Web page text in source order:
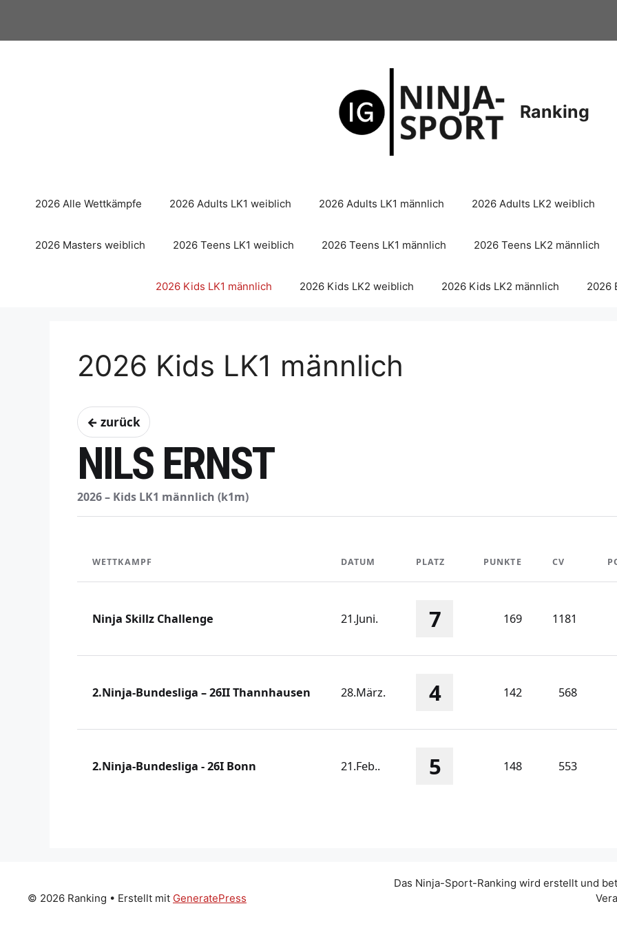
springen
Ranking
2026 Alle Wettkämpfe 2026 Adults LK1 weiblich 2026 Adults LK1 männlich 2026 Adults LK2 weiblich
2026 Masters weiblich 2026 Teens LK1 weiblich 2026 Teens LK1 männlich 2026 Teens LK2 männlich
2026 Kids LK1 männlich 2026 Kids LK2 weiblich 2026 Kids LK2 männlich 2026
2026 Kids LK1 männlich
← zurück
NILS ERNST
2026 – Kids LK1 männlich (k1m)
WETTKAMPF DATUM PLATZ PUNKTE CV
Ninja Skillz Challenge 21.Juni. 7 169 1181
2.Ninja-Bundesliga – 26II Thannhausen 28.März. 4 142 568
2.Ninja-Bundesliga - 26I Bonn 21.Feb.. 5 148 553
Das Ninja-Sport-Ranking wird erstellt und
© 2026 Ranking • Erstellt mit GeneratePress